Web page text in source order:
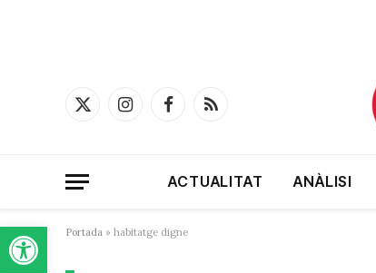
Obre la barra d'eines
X
InstagramFacebookRSS
ACTUALITAT ANÀLISI
Portada » habitatge digne